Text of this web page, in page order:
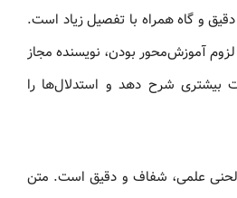
و گاه همراه با تفصیل زیاد است.
آموزش‌محور بودن، نویسنده مجاز
بیشتری شرح دهد و استدلال‌ها را
لحنی علمی، شفاف و دقیق است. متن